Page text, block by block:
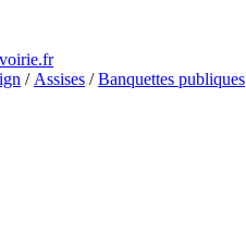
/ Assises /Banquettes publiques